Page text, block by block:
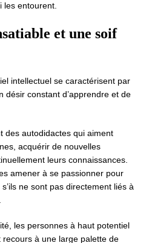
les entourent.
et une soif
intellectuel se caractérisent par
désir constant d’apprendre et de
des autodidactes qui aiment
acquérir de nouvelles
leurs connaissances.
amener à se passionner pour
ne sont pas directement liés à
les personnes à haut potentiel
à une large palette de